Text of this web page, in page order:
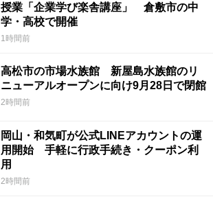
授業「企業学び楽舎講座」 倉敷市の中
学・高校で開催
1時間前
高松市の市場水族館 新屋島水族館のリ
ニューアルオープンに向け9月28日で閉館
2時間前
岡山・和気町が公式LINEアカウントの運
用開始 手軽に行政手続き・クーポン利
用
2時間前